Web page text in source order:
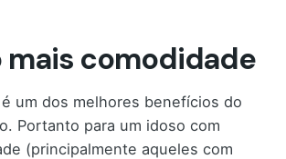
mais comodidade
um dos melhores benefícios do
Portanto para um idoso com
(principalmente aqueles com